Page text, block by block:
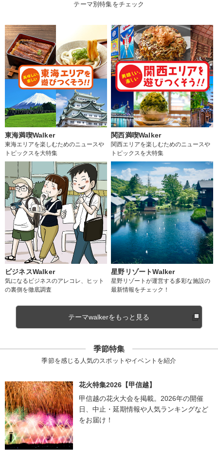
テーマ別特集をチェック
東海満喫Walker
東海エリアを楽しむためのニュースや
トピックスを大特集
関西満喫Walker
関西エリアを楽しむためのニュースや
トピックスを大特集
ビジネスWalker
気になるビジネスのアレコレ、ヒット
の裏側を徹底調査
星野リゾートWalker
星野リゾートが運営する多彩な施設の
最新情報をチェック！
テーマwalkerをもっと見る
季節特集
季節を感じる人気のスポットやイベントを紹介
花火特集2026【甲信越】
甲信越の花火大会を掲載。2026年の開催
日、中止・延期情報や人気ランキングなど
をお届け！